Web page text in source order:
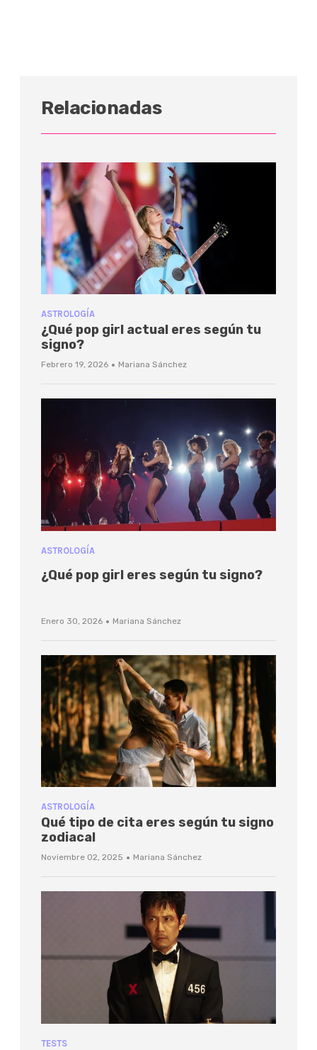
Relacionadas
ASTROLOGÍA
¿Qué pop girl actual eres según tu
signo?
Febrero 19, 2026 · Mariana Sánchez
ASTROLOGÍA
¿Qué pop girl eres según tu signo?
Enero 30, 2026 · Mariana Sánchez
ASTROLOGÍA
Qué tipo de cita eres según tu signo
zodiacal
Noviembre 02, 2025 · Mariana Sánchez
TESTS